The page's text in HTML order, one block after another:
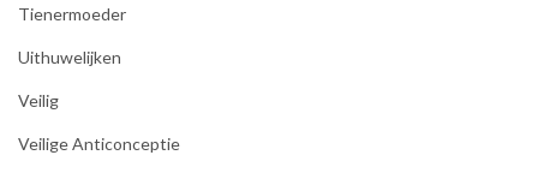
Tienermoeder
Uithuwelijken
Veilig
Veilige Anticonceptie